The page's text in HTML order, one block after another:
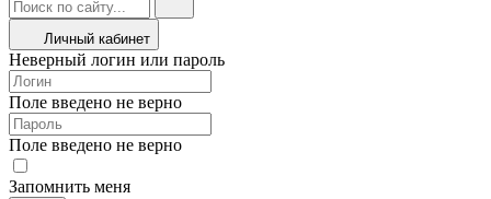
Личный кабинет
Неверный логин или пароль
Поле введено не верно
Поле введено не верно
Запомнить меня